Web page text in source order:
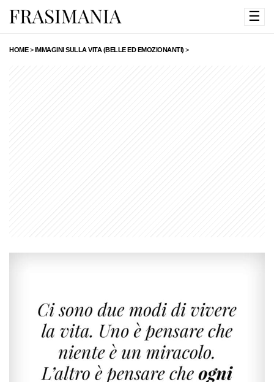
☰
HOME>IMMAGINI SULLA VITA (BELLE ED EMOZIONANTI) >